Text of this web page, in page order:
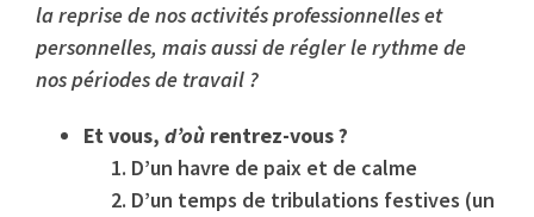
la reprise de nos activités professionnelles et
personnelles, mais aussi de régler le rythme de
nos périodes de travail ?
Et vous, d’où rentrez-vous ?
D’un havre de paix et de calme
D’un temps de tribulations festives (un